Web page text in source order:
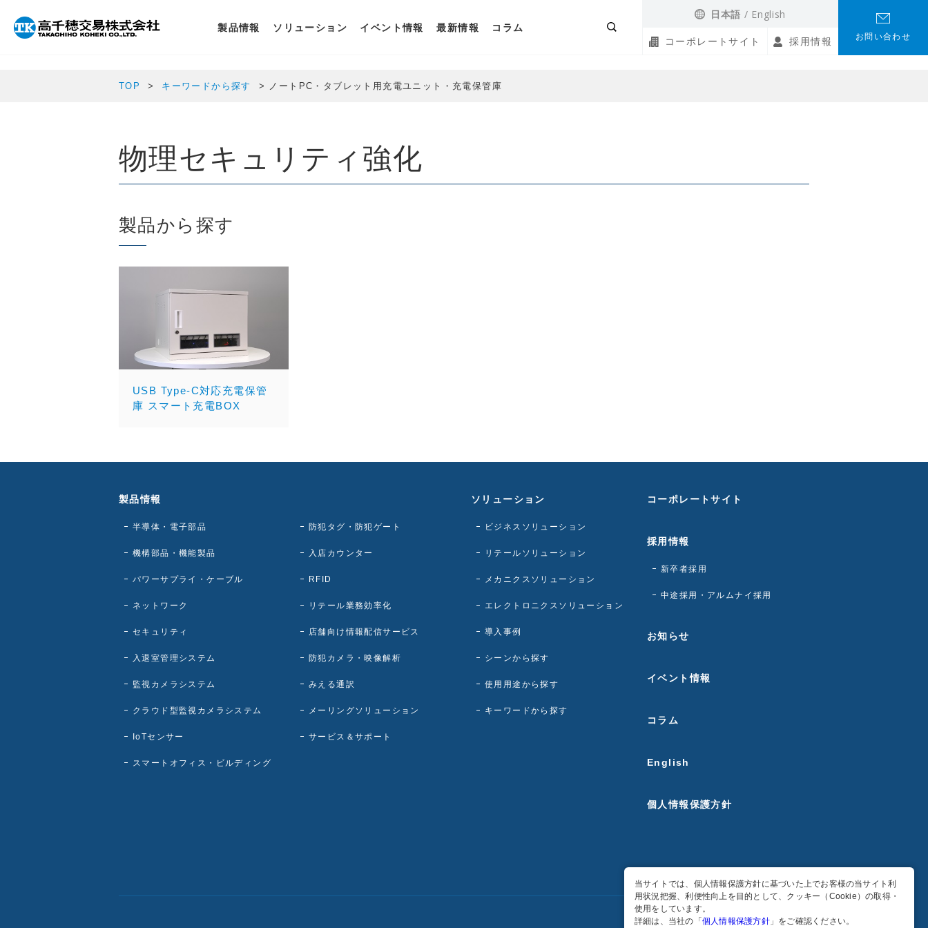
製品情報
ソリューション イベント情報 最新情報 コラム
日本語 English
コーポレートサイト 採用情報 お問い合わせ
TOP キーワードから探す ノートPC・タブレット用充電ユニット・充電保管庫
物理セキュリティ強化
製品から探す
USB Type-C対応充電保管
庫 スマート充電BOX
製品情報
半導体・電子部品
機構部品・機能製品
パワーサプライ・ケーブル
ネットワーク
セキュリティ
入退室管理システム
監視カメラシステム
クラウド型監視カメラシステム
IoTセンサー
スマートオフィス・ビルディング
防犯タグ・防犯ゲート
入店カウンター
RFID
リテール業務効率化
店舗向け情報配信サービス
防犯カメラ・映像解析
みえる通訳
メーリングソリューション
サービス＆サポート
ソリューション
ビジネスソリューション
リテールソリューション
メカニクスソリューション
エレクトロニクスソリューション
導入事例
シーンから探す
使用用途から探す
キーワードから探す
コーポレートサイト
採用情報
新卒者採用
中途採用・アルムナイ採用
お知らせ
イベント情報
コラム
English
個人情報保護方針
当サイトでは、個人情報保護方針に基づいた上でお客様の当サイト利
用状況把握、利便性向上を目的として、クッキー（Cookie）の取得・
使用をしています。
詳細は、当社の「 個人情報保護方針」をご確認ください。